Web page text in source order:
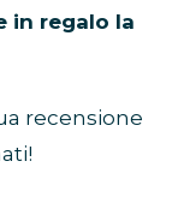
in regalo la
recensione